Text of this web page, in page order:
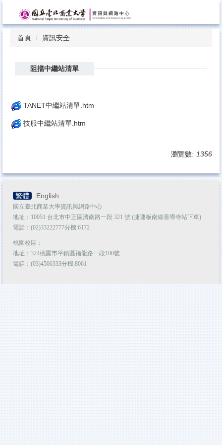
主
首頁 資訊安全
阻擋中繼站清單
TANET中繼站清單.htm
技服中繼站清單.htm
瀏覽數: 1356
繁體 English
國立臺北商業大學資訊與網路中心
地址：10051 台北市中正區濟南路一段 321 號 (捷運板南線善導寺站下車)
電話：(02)33222777分機:6172
桃園校區：
地址：324桃園市平鎮區福龍路一段100號
電話：(03)4506333分機:8061